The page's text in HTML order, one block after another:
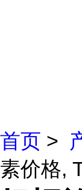
首页 >
素价格,